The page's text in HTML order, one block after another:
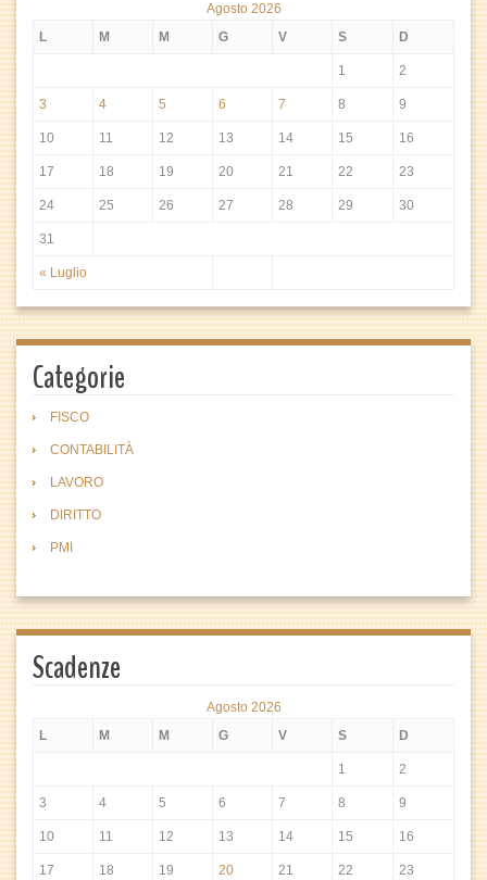
Agosto 2026
L
M M G V S D
« Luglio
1 2
3 4 5 6 7 8 9
10 11 12 13 14 15 16
17 18 19 20 21 22 23
24 25 26 27 28 29 30
31
Categorie
FISCO
CONTABILITÀ
LAVORO
DIRITTO
PMI
Scadenze
Agosto 2026
L
M M G V S D
1 2
3 4 5 6 7 8 9
10 11 12 13 14 15 16
17 18 19 20 21 22 23